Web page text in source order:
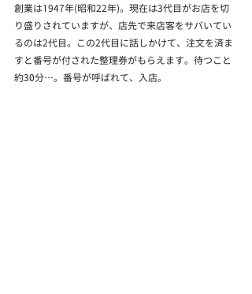
創業は1947年(昭和22年)。現在は3代目がお店を切
り盛りされていますが、店先で来店客をサバいてい
るのは2代目。この2代目に話しかけて、注文を済ま
すと番号が付された整理券がもらえます。待つこと
約30分…。番号が呼ばれて、入店。